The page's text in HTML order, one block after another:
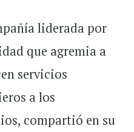
liderada por
que agremia a
servicios
a los
compartió en su